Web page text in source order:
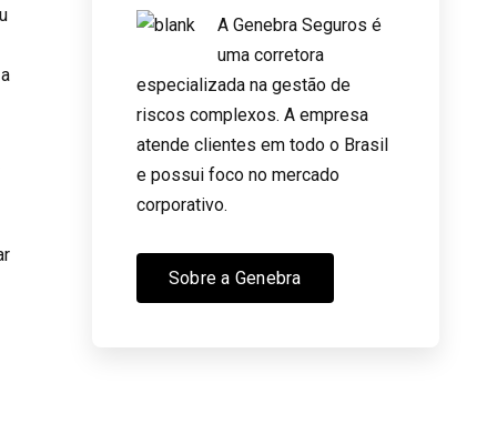
A Genebra Seguros é
uma corretora
especializada na gestão de
riscos complexos. A empresa
atende clientes em todo o Brasil
e possui foco no mercado
corporativo.
Sobre a Genebra